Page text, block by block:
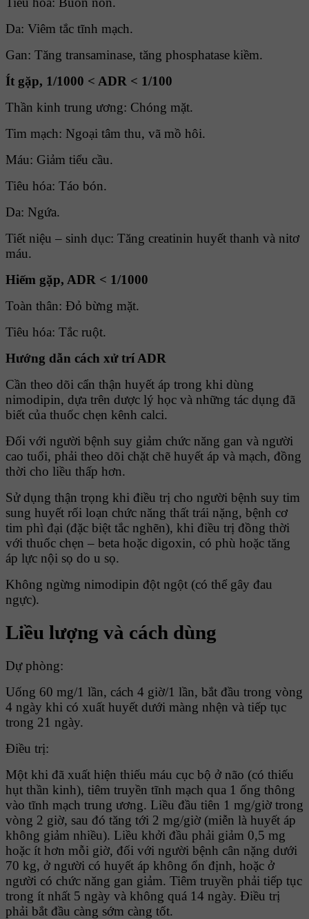
Da: Viêm tắc tĩnh mạch.
Gan: Tăng transaminase, tăng phosphatase kiềm.
Ít gặp, 1/1000 < ADR < 1/100
Thần kinh trung ương: Chóng mặt.
Tim mạch: Ngoại tâm thu, vã mồ hôi.
Máu: Giảm tiểu cầu.
Tiêu hóa: Táo bón.
Da: Ngứa.
Tiết niệu – sinh dục: Tăng creatinin huyết thanh và nitơ
máu.
Hiếm gặp, ADR < 1/1000
Toàn thân: Ðỏ bừng mặt.
Tiêu hóa: Tắc ruột.
Hướng dẫn cách xử trí ADR
Cần theo dõi cẩn thận huyết áp trong khi dùng
nimodipin, dựa trên dược lý học và những tác dụng đã
biết của thuốc chẹn kênh calci.
Ðối với người bệnh suy giảm chức năng gan và người
cao tuổi, phải theo dõi chặt chẽ huyết áp và mạch, đồng
thời cho liều thấp hơn.
Sử dụng thận trọng khi điều trị cho người bệnh suy tim
sung huyết rối loạn chức năng thất trái nặng, bệnh cơ
tim phì đại (đặc biệt tắc nghẽn), khi điều trị đồng thời
với thuốc chẹn – beta hoặc digoxin, có phù hoặc tăng
áp lực nội sọ do u sọ.
Không ngừng nimodipin đột ngột (có thể gây đau
ngực).
Liều lượng và cách dùng
Dự phòng:
Uống 60 mg/1 lần, cách 4 giờ/1 lần, bắt đầu trong vòng
4 ngày khi có xuất huyết dưới màng nhện và tiếp tục
trong 21 ngày.
Ðiều trị:
Một khi đã xuất hiện thiếu máu cục bộ ở não (có thiếu
hụt thần kinh), tiêm truyền tĩnh mạch qua 1 ống thông
vào tĩnh mạch trung ương. Liều đầu tiên 1 mg/giờ trong
vòng 2 giờ, sau đó tăng tới 2 mg/giờ (miễn là huyết áp
không giảm nhiều). Liều khởi đầu phải giảm 0,5 mg
hoặc ít hơn mỗi giờ, đối với người bệnh cân nặng dưới
70 kg, ở người có huyết áp không ổn định, hoặc ở
người có chức năng gan giảm. Tiêm truyền phải tiếp tục
trong ít nhất 5 ngày và không quá 14 ngày. Ðiều trị
phải bắt đầu càng sớm càng tốt.